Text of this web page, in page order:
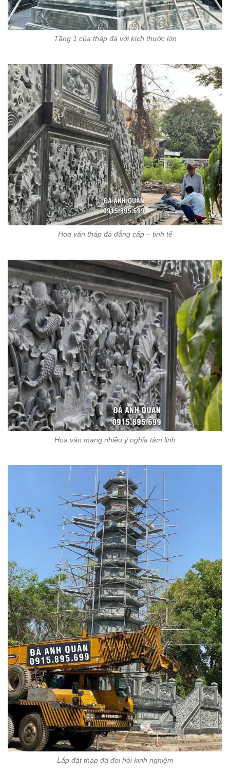
Tầng 1 của tháp đá với kích thước lớn
Hoa văn tháp đá đẳng cấp – tinh tế
Hoa văn mang nhiều ý nghĩa tâm linh
Lắp đặt tháp đá đòi hỏi kinh nghiệm